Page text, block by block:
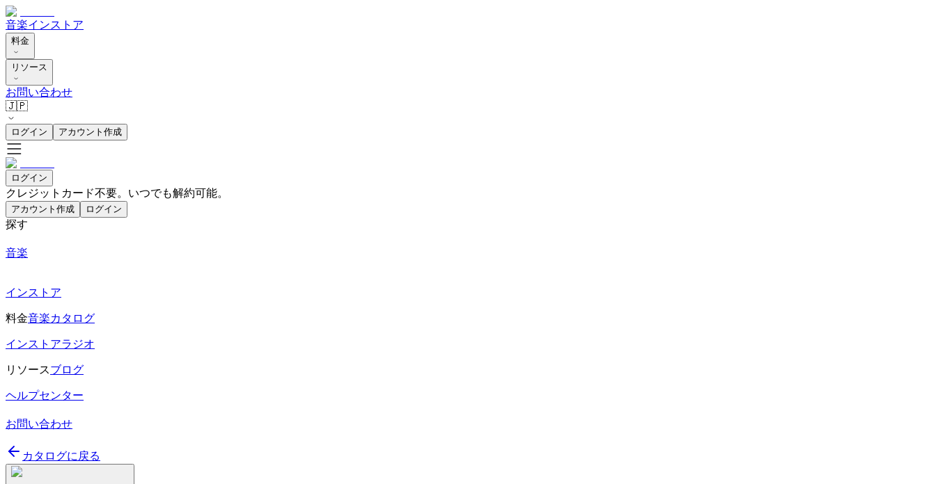
音楽インストア
料金
リソース
お問い合わせ
🇯🇵
ログイン アカウント作成
ログイン
クレジットカード不要。いつでも解約可能。
アカウント作成 ログイン
探す
音楽
インストア
料金音楽カタログ
インストアラジオ
リソースブログ
ヘルプセンター
お問い合わせ
カタログに戻る